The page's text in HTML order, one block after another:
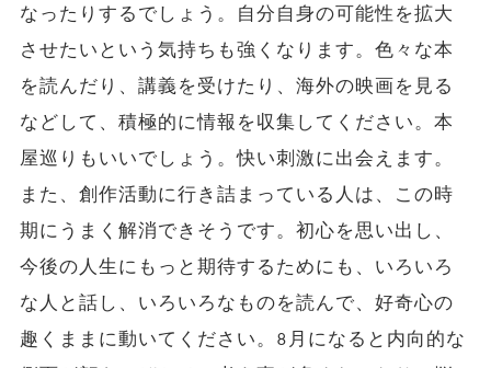
なったりするでしょう。自分自身の可能性を拡大
させたいという気持ちも強くなります。色々な本
を読んだり、講義を受けたり、海外の映画を見る
などして、積極的に情報を収集してください。本
屋巡りもいいでしょう。快い刺激に出会えます。
また、創作活動に行き詰まっている人は、この時
期にうまく解消できそうです。初心を思い出し、
今後の人生にもっと期待するためにも、いろいろ
な人と話し、いろいろなものを読んで、好奇心の
趣くままに動いてください。8月になると内向的な